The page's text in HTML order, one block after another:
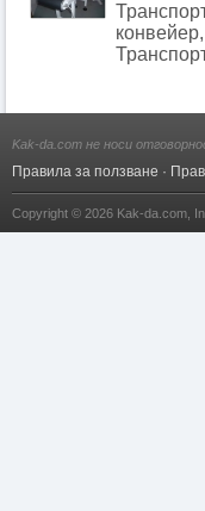
Kak-da.com не носи
Правила за ползване ·
Copyright © 2026 Kak-da.com